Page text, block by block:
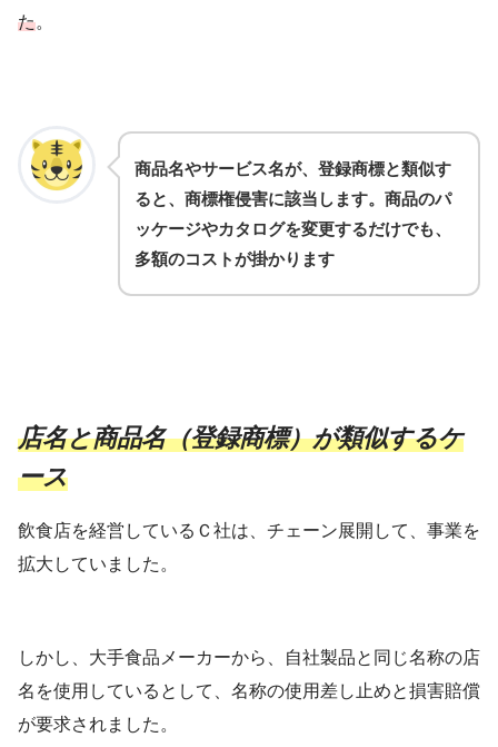
た。
商品名やサービス名が、登録商標と類似す
ると、商標権侵害に該当します。商品のパ
ッケージやカタログを変更するだけでも、
多額のコストが掛かります
店名と商品名（登録商標）が類似するケ
ース
飲食店を経営しているＣ社は、チェーン展開して、事業を
拡大していました。
しかし、大手食品メーカーから、自社製品と同じ名称の店
名を使用しているとして、名称の使用差し止めと損害賠償
が要求されました。